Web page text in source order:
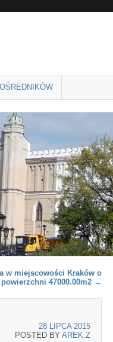
w miejscowości Kraków o
powierzchni 47000.00m2 →
28 LIPCA 2015
POSTED BY AREK.Z